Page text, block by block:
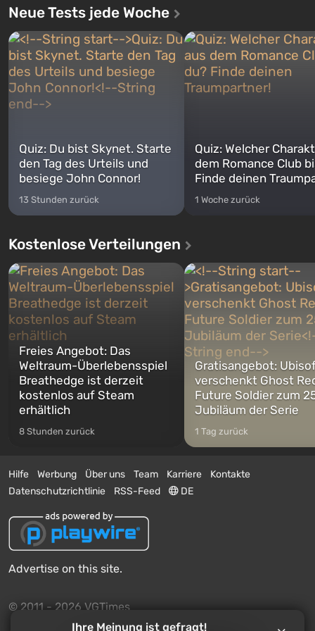
Neue Tests jede Woche
Quiz: Du bist Skynet. Starte
den Tag des Urteils und
besiege John Connor!
13 Stunden zurück
Quiz: Welcher
dem Romance Club
Finde deinen
1 Woche zurück
Kostenlose Verteilungen
Freies Angebot: Das
Weltraum-Überlebensspiel
Breathedge ist derzeit
kostenlos auf Steam
erhältlich
8 Stunden zurück
Gratisangebot:
verschenkt Ghost
Future Soldier zum
Jubiläum der Serie
1 Tag zurück
Hilfe Werbung Über uns Team Karriere
Kontakte
Datenschutzrichtlinie
RSS-Feed DE
Advertise on this site.
© 2011 - 2026 VGTimes
Ihre Meinung ist gefragt!